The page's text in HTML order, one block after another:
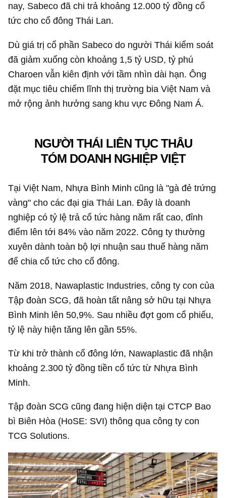
nay, Sabeco đã chi trả khoảng 12.000 tỷ đồng cổ
tức cho cổ đông Thái Lan.
Dù giá trị cổ phần Sabeco do người Thái kiểm soát
đã giảm xuống còn khoảng 1,5 tỷ USD, tỷ phú
Charoen vẫn kiên định với tầm nhìn dài hạn. Ông
đặt mục tiêu chiếm lĩnh thị trường bia Việt Nam và
mở rộng ảnh hưởng sang khu vực Đông Nam Á.
NGƯỜI THÁI LIÊN TỤC THÂU
TÓM DOANH NGHIỆP VIỆT
Tại Việt Nam, Nhựa Bình Minh cũng là "gà đẻ trứng
vàng" cho các đại gia Thái Lan. Đây là doanh
nghiệp có tỷ lệ trả cổ tức hàng năm rất cao, đỉnh
điểm lên tới 84% vào năm 2022. Công ty thường
xuyên dành toàn bộ lợi nhuận sau thuế hàng năm
để chia cổ tức cho cổ đông.
Năm 2018, Nawaplastic Industries, công ty con của
Tập đoàn SCG, đã hoàn tất nâng sở hữu tại Nhựa
Bình Minh lên 50,9%. Sau nhiều đợt gom cổ phiếu,
tỷ lệ này hiện tăng lên gần 55%.
Từ khi trở thành cổ đông lớn, Nawaplastic đã nhận
khoảng 2.300 tỷ đồng tiền cổ tức từ Nhựa Bình
Minh.
Tập đoàn SCG cũng đang hiện diện tại CTCP Bao
bì Biên Hòa (HoSE: SVI) thông qua công ty con
TCG Solutions.